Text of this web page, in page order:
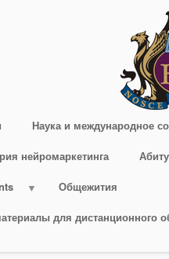
Наука и международное
нейромаркетинга
Общежития
для дистанционного